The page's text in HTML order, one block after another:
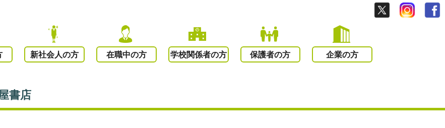
新社会人の方 在職中の方 学校関係者の方 保護者の方 企業の方
書店